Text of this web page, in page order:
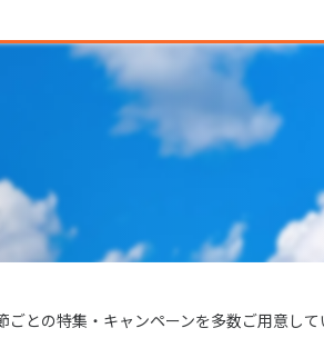
イギリス
オーストリア
キア アイスランド
ク
ニア ギリシャ
ネグロ ブルガリア
・ヘルツェゴビナ セルビア
との特集・キャンペーンを多数ご用意して